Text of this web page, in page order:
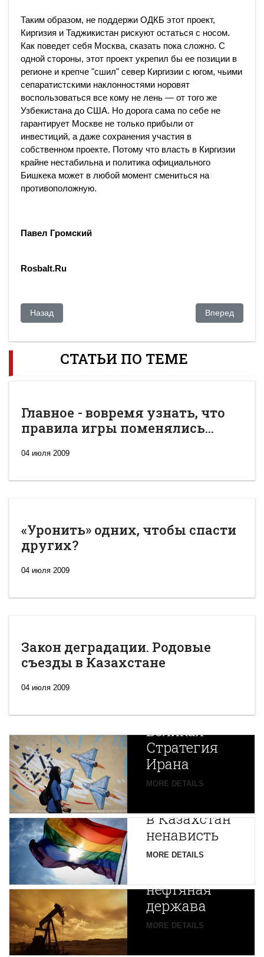
Таким образом, не поддержи ОДКБ этот проект,
Киргизия и Таджикистан рискуют остаться с носом.
Как поведет себя Москва, сказать пока сложно. С
одной стороны, этот проект укрепил бы ее позиции в
регионе и крепче "сшил" север Киргизии с югом, чьими
сепаратистскими наклонностями норовят
воспользоваться все кому не лень — от того же
Узбекистана до США. Но дорога сама по себе не
гарантирует Москве не только прибыли от
инвестиций, а даже сохранения участия в
собственном проекте. Потому что власть в Киргизии
крайне нестабильна и политика официального
Бишкека может в любой момент смениться на
противоположную.
Павел Громский
Rosbalt.Ru
Предыдущий: Обама заверил Назарбаева, что США будут
Назад Следующий:
Вперед
СТАТЬИ ПО ТЕМЕ
Главное - вовремя узнать, что
правила игры поменялись...
04 июля 2009
«Уронить» одних, чтобы спасти
других?
04 июля 2009
Закон деградации. Родовые
съезды в Казахстане
04 июля 2009
Новая
Великая
Стратегия
Ирана
MORE DETAILS
Путин
в Казахстан
ненависть
MORE DETAILS
Центральной
Азии
зарождается
нефтяная
держава
MORE DETAILS